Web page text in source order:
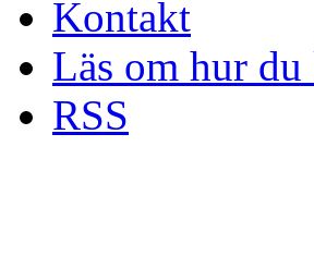
Kontakt
Läs om hur
RSS